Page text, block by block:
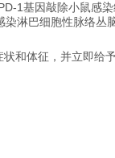
1基因敲除小鼠感
淋巴细胞性脉络丛
和体征，并立即给